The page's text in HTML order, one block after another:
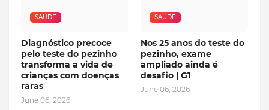
SAÚDE
Diagnóstico precoce
pelo teste do pezinho
transforma a vida de
crianças com doenças
raras
June 06, 2026
SAÚDE
Nos 25 anos do teste do
pezinho, exame
ampliado ainda é
desafio | G1
June 06, 2026